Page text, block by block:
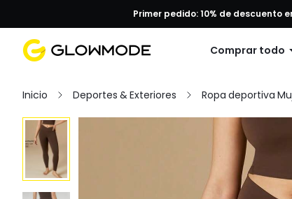
Primer pedido: 10% de descuento
Comprar todo
Inicio Deportes & Exteriores Ropa deportiva